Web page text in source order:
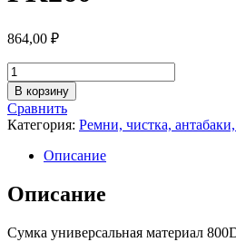
864,00 ₽
Количество
товара
Сумка
универсальная
материал
800D,
размер
19х14х9
см
черный
В корзину
Сравнить
Категория: Ремни, чистка,
Описание
Описание
Сумка универсальная материал